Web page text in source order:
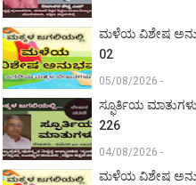
ಮಳೆಯ ವಿಶೇಷ
02
05/08/2026 -
ಸ್ಫೂರ್ತಿಯ
226
04/08/2026 -
ಮಳೆಯ ವಿಶೇಷ